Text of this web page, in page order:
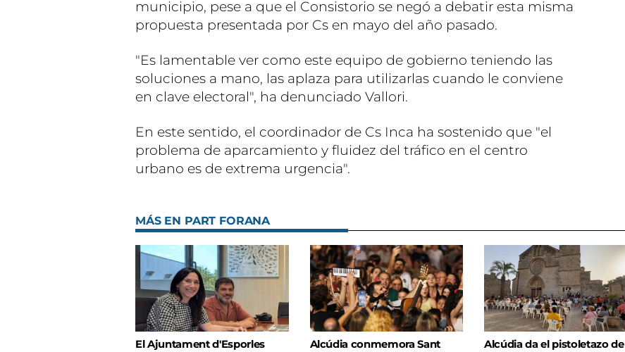
municipio, pese a que el Consistorio se negó a debatir esta misma
propuesta presentada por Cs en mayo del año pasado.
"Es lamentable ver como este equipo de gobierno teniendo las
soluciones a mano, las aplaza para utilizarlas cuando le conviene
en clave electoral", ha denunciado Vallori.
En este sentido, el coordinador de Cs Inca ha sostenido que "el
problema de aparcamiento y fluidez del tráfico en el centro
urbano es de extrema urgencia".
MÁS EN PART FORANA
El Ajuntament d'Esporles
Alcúdia conmemora Sant
Alcúdia da el pistoletazo de